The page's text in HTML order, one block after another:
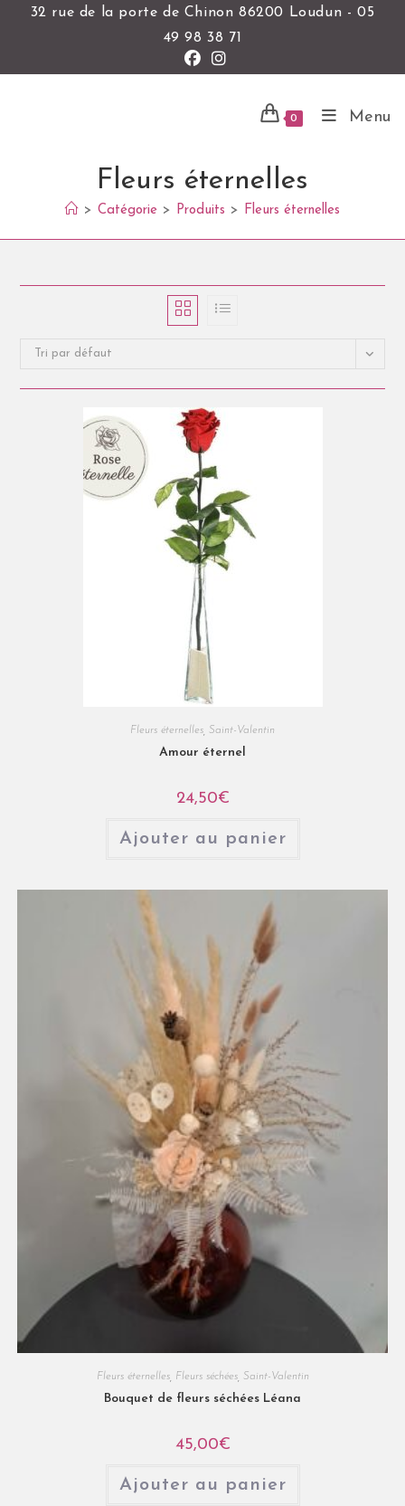
32 rue de la porte de Chinon 86200 Loudun - 05
49 98 38 71
0 Menu
Fleurs éternelles
> Catégorie > Produits > Fleurs éternelles
Tri par défaut
Fleurs éternelles Saint-Valentin
Amour éternel
24,50€
Ajouter au panier
Fleurs éternelles, Fleurs séchées, Saint-Valentin
Bouquet de fleurs séchées Léana
45,00€
Ajouter au panier